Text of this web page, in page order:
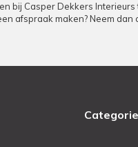
bij Casper Dekkers
afspraak maken? Neem dan